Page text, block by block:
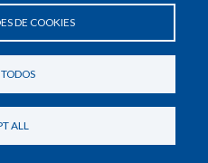
DE COOKIES
ALL
das 8h30 às 18h30
de cookies